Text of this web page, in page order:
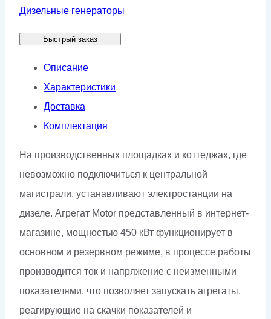
Stamford
450-
T400
Дизельные генераторы
Быстрый заказ
Описание
Характеристики
Доставка
Комплектация
На производственных площадках и коттеджах, где
невозможно подключиться к центральной
магистрали, устанавливают электростанции на
дизеле. Агрегат Motor представленный в интернет-
магазине, мощностью 450 кВт функционирует в
основном и резервном режиме, в процессе работы
производится ток и напряжение с неизменными
показателями, что позволяет запускать агрегаты,
реагирующие на скачки показателей и